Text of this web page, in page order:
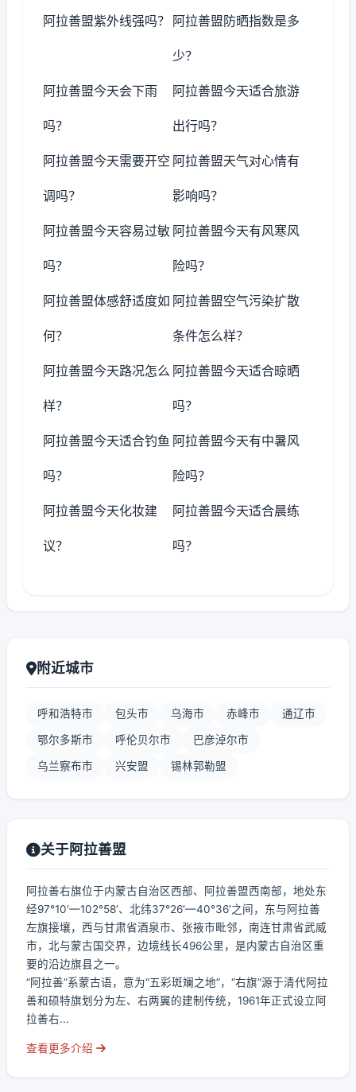
阿拉善盟紫外线强吗？ 阿拉善盟防晒指数是多
少？
阿拉善盟今天会下雨
吗？
阿拉善盟今天适合旅游
出行吗？
阿拉善盟今天需要开空
调吗？
阿拉善盟天气对心情有
影响吗？
阿拉善盟今天容易过敏
吗？
阿拉善盟今天有风寒风
险吗？
阿拉善盟体感舒适度如
何？
阿拉善盟空气污染扩散
条件怎么样？
阿拉善盟今天路况怎么
样？
阿拉善盟今天适合晾晒
吗？
阿拉善盟今天适合钓鱼
吗？
阿拉善盟今天有中暑风
险吗？
阿拉善盟今天化妆建
议？
阿拉善盟今天适合晨练
吗？
附近城市
呼和浩特市 包头市 乌海市 赤峰市 通辽市
鄂尔多斯市 呼伦贝尔市 巴彦淖尔市
乌兰察布市 兴安盟 锡林郭勒盟
关于阿拉善盟
阿拉善右旗位于内蒙古自治区西部、阿拉善盟西南部，地处东
经97°10′—102°58′、北纬37°26′—40°36′之间，东与阿拉善
左旗接壤，西与甘肃省酒泉市、张掖市毗邻，南连甘肃省武威
市，北与蒙古国交界，边境线长496公里，是内蒙古自治区重
要的沿边旗县之一。
“阿拉善”系蒙古语，意为“五彩斑斓之地”，“右旗”源于清代阿拉
善和硕特旗划分为左、右两翼的建制传统，1961年正式设立阿
拉善右...
查看更多介绍